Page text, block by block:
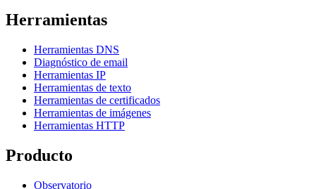
Herramientas
Herramientas DNS
Diagnóstico de email
Herramientas IP
Herramientas de texto
Herramientas de certificados
Herramientas de imágenes
Herramientas HTTP
Producto
Observatorio